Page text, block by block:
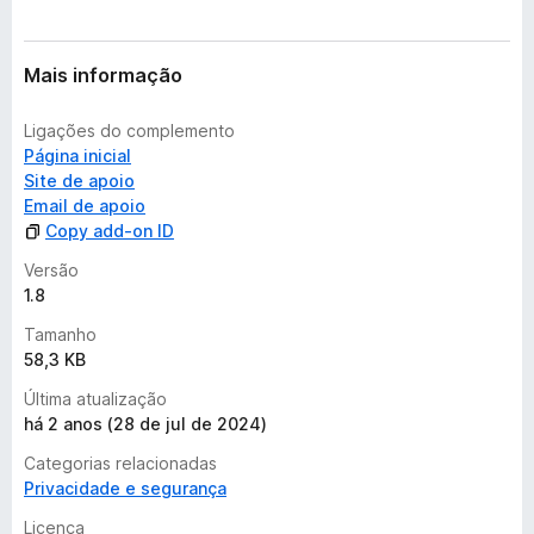
a
i
d
a
Mais informação
Ligações do complemento
Página inicial
Site de apoio
Email de apoio
Copy add-on ID
Versão
1.8
Tamanho
58,3 KB
Última atualização
há 2 anos (28 de jul de 2024)
Categorias relacionadas
Privacidade e segurança
Licença